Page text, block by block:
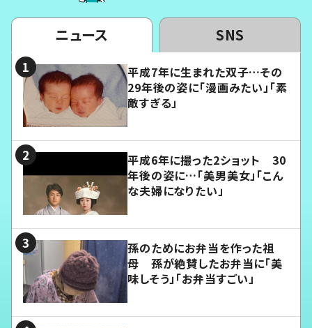
ニュース SNS
平成7年に生まれた双子…その
29年後の姿に「漫画みたい」「素
敵すぎる」
平成6年に撮った2ショット 30
年後の姿に…「美男美女」「こん
な夫婦になりたい」
孫のためにお弁当を作った祖
母 孫が絶賛したお弁当に「美
味しそう」「お弁当すごい」